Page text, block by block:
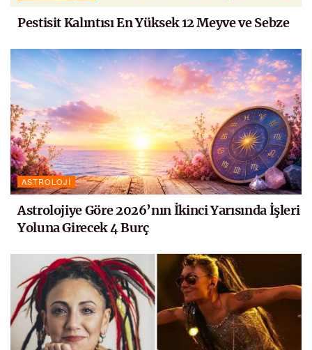
Pestisit Kalıntısı En Yüksek 12 Meyve ve Sebze
ASTROLOJI
Astrolojiye Göre 2026’nın İkinci Yarısında İşleri
Yoluna Girecek 4 Burç